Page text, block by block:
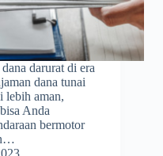
darurat di era
dana tunai
lebih aman,
Anda
bermotor